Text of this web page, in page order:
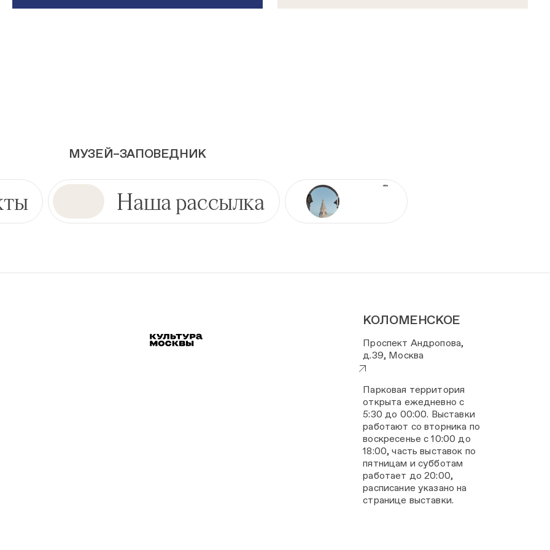
МУЗЕЙ–ЗАПОВЕДНИК
Наша рассылка
КОЛОМЕНСКОЕ
Проспект Андропова,
д.39, Москва
Парковая территория
открыта ежедневно с
5:30 до 00:00. Выставки
работают со вторника по
воскресенье с 10:00 до
18:00, часть выставок по
пятницам и субботам
работает до 20:00,
расписание указано на
странице выставки.